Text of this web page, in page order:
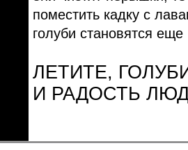
поместить кадку с
голуби становятся
ЛЕТИТЕ,
И РАДОСТЬ